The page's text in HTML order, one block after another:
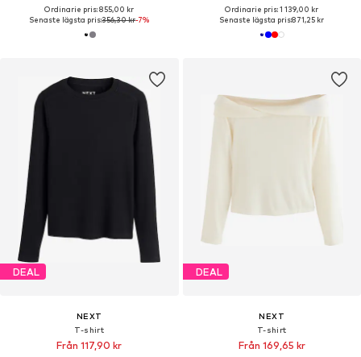
Ordinarie pris: 855,00 kr
Senaste lägsta pris:356,30 kr-7%
Ordinarie pris: 1 139,00 kr
Senaste lägsta pris:871,25 kr
DEAL
NEXT
T-shirt
Från 117,90 kr
DEAL
NEXT
T-shirt
Från 169,65 kr